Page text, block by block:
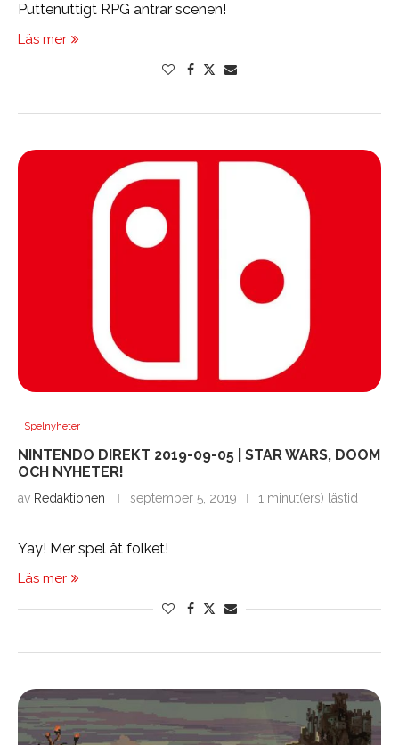
Puttenuttigt RPG äntrar scenen!
Läs mer
Spelnyheter
NINTENDO DIREKT 2019-09-05 | STAR WARS, DOOM
OCH NYHETER!
av Redaktionen september 5, 2019 1 minut(ers) lästid
Yay! Mer spel åt folket!
Läs mer